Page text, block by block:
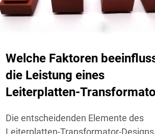
Welche Faktoren
die Leistung eines
Leiterplatten-
Die entscheidenden Elemente des
Leiterplatten-Transformator-Designs